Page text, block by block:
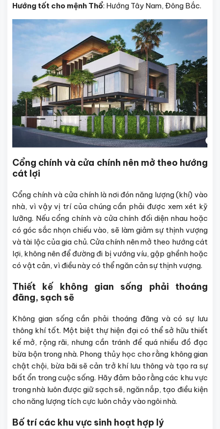
Hướng tốt cho mệnh Thổ: Hướng Tây Nam, Đông Bắc.
Cổng chính và cửa chính nên mở theo hướng
cát lợi
Cổng chính và cửa chính là nơi đón năng lượng (khí) vào
nhà, vì vậy vị trí của chúng cần phải được xem xét kỹ
lưỡng. Nếu cổng chính và cửa chính đối diện nhau hoặc
có góc sắc nhọn chiếu vào, sẽ làm giảm sự thịnh vượng
và tài lộc của gia chủ. Cửa chính nên mở theo hướng cát
lợi, không nên để đường đi bị vướng víu, gập ghềnh hoặc
có vật cản, vì điều này có thể ngăn cản sự thịnh vượng.
Thiết kế không gian sống phải thoáng
đãng, sạch sẽ
Không gian sống cần phải thoáng đãng và có sự lưu
thông khí tốt. Một biệt thự hiện đại có thể sở hữu thiết
kế mở, rộng rãi, nhưng cần tránh để quá nhiều đồ đạc
bừa bộn trong nhà. Phong thủy học cho rằng không gian
chật chội, bừa bãi sẽ cản trở khí lưu thông và tạo ra sự
bất ổn trong cuộc sống. Hãy đảm bảo rằng các khu vực
trong nhà luôn được giữ sạch sẽ, ngăn nắp, tạo điều kiện
cho năng lượng tích cực luôn chảy vào ngôi nhà.
Bố trí các khu vực sinh hoạt hợp lý